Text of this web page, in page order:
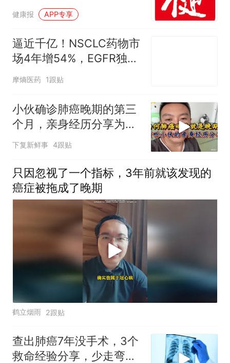
健康报 APP专享
逼近千亿！NSCLC药物市
场4年增54%，EGFR独占
77%，药店渠道5年翻倍
摩熵医药 1跟贴
小伙确诊肺癌晚期的第三
个月，亲身经历分享为什
么确诊就是晚期
下复新鲜事 4跟贴
只因忽视了一个指标，3年前就该发现的
癌症被拖成了晚期
鹤立烟雨 2跟贴
查出肺癌7年没手术，3个
救命经验分享，少走弯路